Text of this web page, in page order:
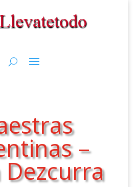
–
Dezcurra